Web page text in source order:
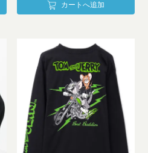
カートへ追加